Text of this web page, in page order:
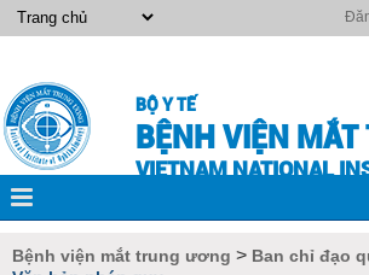
BỘ Y TẾ
BỆNH VIỆN
VIETNAM NATIONAL
Bệnh viện mắt trung ương > Ban chỉ đạo